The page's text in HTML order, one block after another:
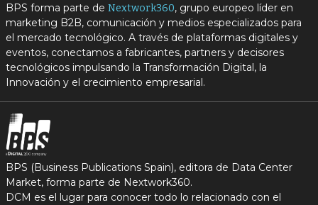
BPS forma parte de Nextwork360, grupo europeo líder en
marketing B2B, comunicación y medios especializados para
el mercado tecnológico. A través de plataformas digitales y
eventos, conectamos a fabricantes, partners y decisores
tecnológicos impulsando la Transformación Digital, la
Innovación y el crecimiento empresarial.
BPS (Business Publications Spain), editora de Data Center
Market, forma parte de Nextwork360.
DCM es el lugar para conocer todo lo relacionado con el